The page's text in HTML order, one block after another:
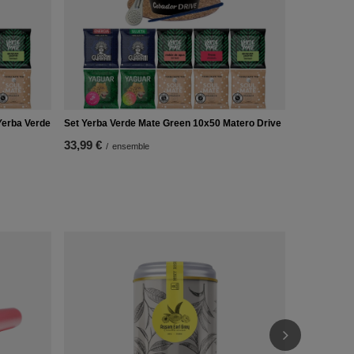
Verde
Set Yerba Verde Mate Green 10x50 Matero Drive
33,99 € / ensemble